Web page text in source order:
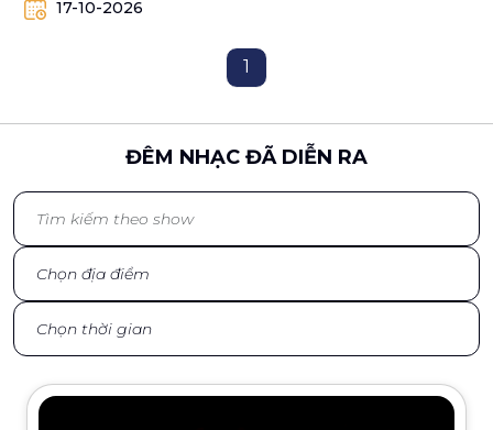
17-10-2026
1
ĐÊM NHẠC ĐÃ DIỄN RA